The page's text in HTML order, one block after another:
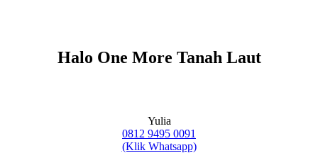
Halo One More Tanah Laut
Yulia
0812 9495 0091
(Klik Whatsapp)